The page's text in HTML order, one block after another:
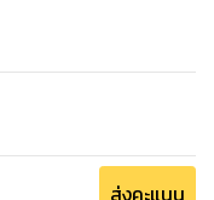
ส่งคะแนน